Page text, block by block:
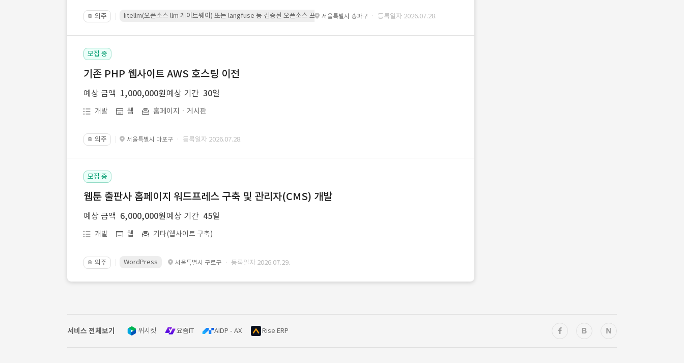
📔 외주 litellm(오픈소스 llm 게이트웨이) 또는 langfuse 등 검증된 오픈소스 프레임워크를 기반으로 시스템을 구축
서울특별시 송파구 · 등록일자 2026.07.28.
모집 중
기존 PHP 웹사이트 AWS 호스팅 이전
예상 금액 1,000,000원 예상 기간 30일
개발 웹 홈페이지ㆍ게시판
📔 외주 서울특별시 마포구 · 등록일자 2026.07.28.
모집 중
웹툰 출판사 홈페이지 워드프레스 구축 및 관리자(CMS) 개발
예상 금액 6,000,000원 예상 기간 45일
개발 웹 기타(웹사이트 구축)
📔 외주 WordPress 서울특별시 구로구 · 등록일자 2026.07.29.
서비스 전체보기 위시켓 요즘IT AIDP - AX Rise ERP